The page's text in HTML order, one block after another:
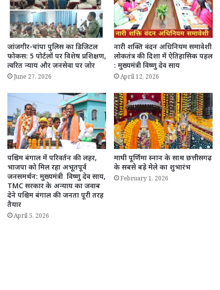
जांजगीर-चांपा पुलिस का डिजिटल
फोकस: 5 पोर्टलों पर विशेष प्रशिक्षण,
त्वरित न्याय और जनसेवा पर जोर
June 27, 2026
नारी शक्ति वंदन अधिनियम समावेशी
लोकतंत्र की दिशा में ऐतिहासिक पहल
: मुख्यमंत्री विष्णु देव साय
April 12, 2026
पश्चिम बंगाल में परिवर्तन की लहर,
भाजपा को मिल रहा अभूतपूर्व
जनसमर्थन: मुख्यमंत्री विष्णु देव साय,
TMC सरकार के अन्याय का जवाब
देने पश्चिम बंगाल की जनता पूरी तरह
तैयार
April 5, 2026
माघी पूर्णिमा स्नान के साथ छत्तीसगढ़
के सबसे बड़े मेले का शुभारंभ
February 1, 2026